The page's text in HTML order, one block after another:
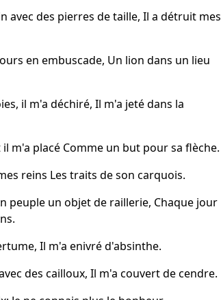
avec des pierres de taille, Il a détruit mes
en embuscade, Un lion dans un lieu
il m'a déchiré, Il m'a jeté dans la
m'a placé Comme un but pour sa flèche.
reins Les traits de son carquois.
peuple un objet de raillerie, Chaque jour
Il m'a enivré d'absinthe.
des cailloux, Il m'a couvert de cendre.